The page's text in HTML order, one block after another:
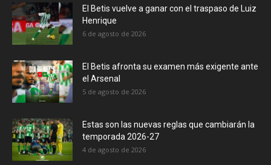
El Betis vuelve a ganar con el traspaso de Luiz
Henrique
6 de agosto de 2026
El Betis afronta su examen más exigente ante
el Arsenal
5 de agosto de 2026
Estas son las nuevas reglas que cambiarán la
temporada 2026-27
4 de agosto de 2026